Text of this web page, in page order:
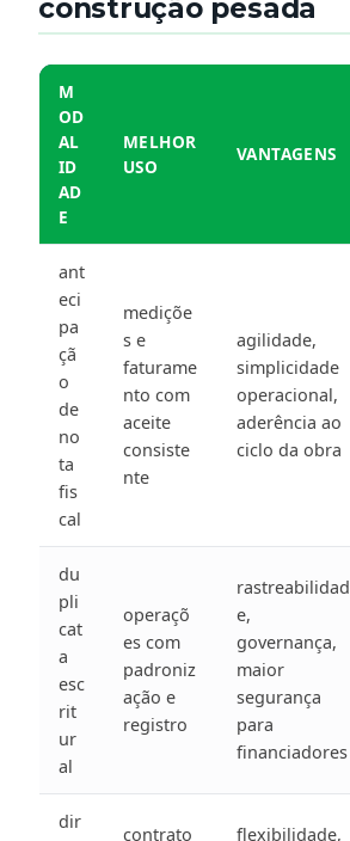
construção pesada
M
OD
AL
ID
AD
E
MELHOR
USO
VANTAGENS
ant
eci
pa
çã
o
de
no
ta
fis
cal
mediçõe
s e
faturame
nto com
aceite
consiste
nte
agilidade,
simplicidade
operacional,
aderência ao
ciclo da obra
du
pli
cat
a
esc
rit
ur
al
operaçõ
es com
padroniz
ação e
registro
rastreabilidad
e,
governança,
maior
segurança
para
financiadores
dir
contrato flexibilidade,